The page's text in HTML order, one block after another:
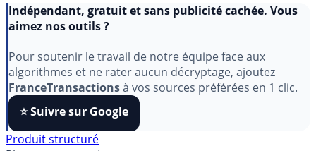
Indépendant, gratuit et sans publicité cachée. Vous
Pour soutenir le travail de notre équipe face aux
algorithmes et ne rater aucun décryptage, ajoutez
FranceTransactionsà vos sources préférées en 1 clic.
⭐️ Suivre sur Google